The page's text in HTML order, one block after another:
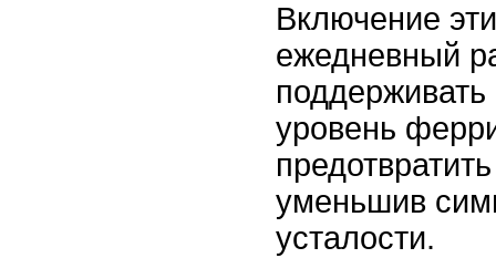
Включение
ежедневный
уровень
уменьшив
усталости.